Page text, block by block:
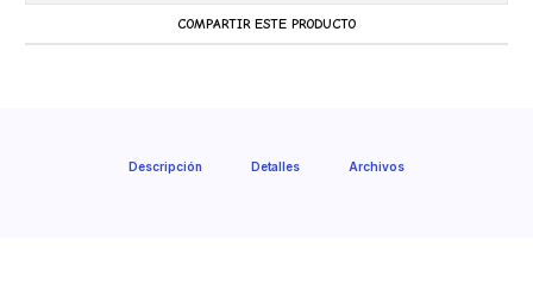
COMPARTIR ESTE PRODUCTO
Descripción Detalles Archivos